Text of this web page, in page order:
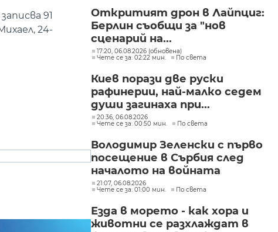
91
24-
Откритият дрон в Лайпциг:
Берлин съобщи за "нов
сценарий на...
17:20, 06.08.2026 (обновена)
Чете се за: 02:22 мин.
По света
Киев порази две руски
рафинерии, най-малко седем
души загинаха при...
20:36, 06.08.2026
Чете се за: 00:50 мин.
По света
Володимир Зеленски с първо
посещение в Сърбия след
началото на войната
21:07, 06.08.2026
Чете се за: 01:00 мин.
По света
Езда в морето - как хора и
животни се разхлаждат в